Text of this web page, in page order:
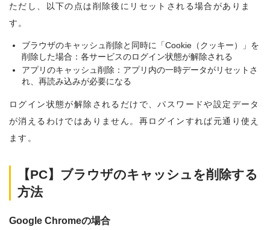
ただし、以下の点は削除後にリセットされる場合がありま
す。
ブラウザのキャッシュ削除と同時に「Cookie（クッキー）」を
削除した場合：各サービスのログイン状態が解除される
アプリのキャッシュ削除：アプリ内の一時データがリセットさ
れ、再読み込みが必要になる
ログイン状態が解除されるだけで、パスワードや設定データ
が消えるわけではありません。再ログインすれば元通り使え
ます。
【PC】ブラウザのキャッシュを削除する
方法
Google Chromeの場合